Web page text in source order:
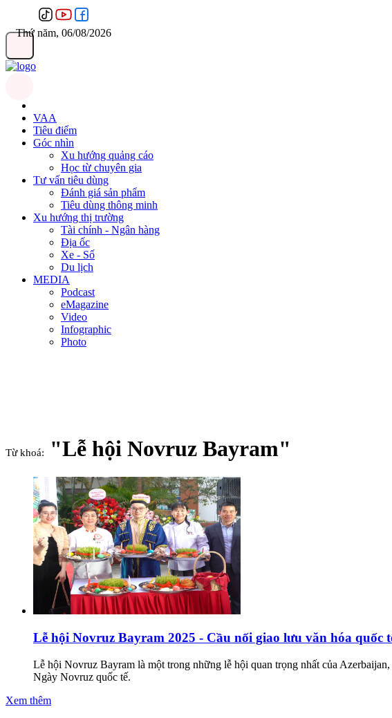
Thứ năm, 06/08/2026
VAA
Tiêu điểm
Góc nhìn
Xu hướng quảng cáo
Học từ chuyên gia
Tư vấn tiêu dùng
Đánh giá sản phẩm
Tiêu dùng thông minh
Xu hướng thị trường
Tài chính - Ngân hàng
Địa ốc
Xe - Số
Du lịch
MEDIA
Podcast
eMagazine
Video
Infographic
Photo
Từ khoá: "Lễ hội Novruz Bayram"
Lễ hội Novruz Bayram 2025 - Cầu nối giao lưu văn hóa
Lễ hội Novruz Bayram là một trong những lễ hội quan trọng nhất của
Ngày Novruz quốc tế.
Xem thêm